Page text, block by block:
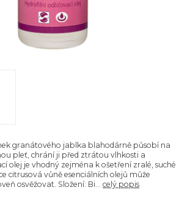
granátového jablka blahodárně působí na
pleť, chrání ji před ztrátou vlhkosti a
olej je vhodný zejména k ošetření zralé, suché
citrusová vůně esenciálních olejů může
osvěžovat. Složení: Bi... celý popis